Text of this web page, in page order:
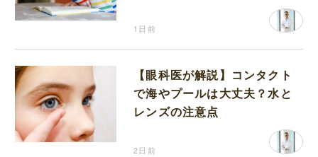
1日前
【眼科医が解説】コンタクト
で海やプールは大丈夫？水と
レンズの注意点
2日前